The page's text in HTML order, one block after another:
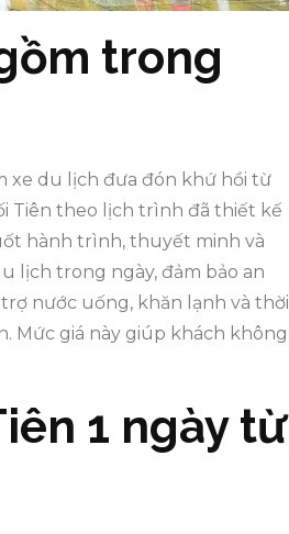
trong
xe du lịch đưa đón khứ hồi từ
Tiên theo lịch trình đã thiết kế
hành trình, thuyết minh và
lịch trong ngày, đảm bảo an
nước uống, khăn lạnh và thời
Mức giá này giúp khách không
1 ngày từ